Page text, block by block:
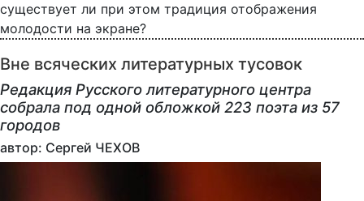
существует ли при этом традиция отображения
молодости на экране?
Вне всяческих литературных тусовок
Редакция Русского литературного центра
собрала под одной обложкой 223 поэта из 57
городов
автор: Сергей ЧЕХОВ